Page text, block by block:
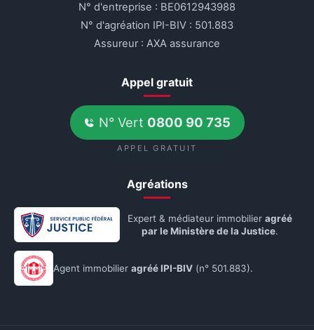
N° d'entreprise : BE0612943988
N° d'agréation IPI-BIV : 501.883
Assureur : AXA assurance
Appel gratuit
N° Vert 0800 90 735
APPEL GRATUIT
Agréations
Expert & médiateur immobilieragréé
par le Ministère de la Justice.
Agent immobilier agréé IPI-BIV(n° 501.883).